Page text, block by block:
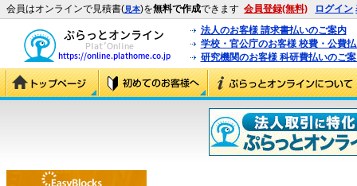
会員はオンラインで見積書(見本)を無料で作成できます 会員登録(無料) ログイン
法人のお客様 請求書払いのご案内
学校・官公庁のお客様 校費・公費
研究機関のお客様 科研費払いのご